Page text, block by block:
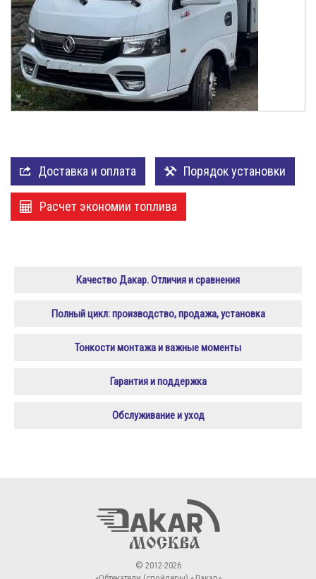
Доставка и оплата Порядок установки
Расчет экономии топлива
Качество Дакар. Отличия и сравнения
Полный цикл: производство, продажа, установка
Тонкости монтажа и важные моменты
Гарантия и поддержка
Обслуживание и уход
© 2012-2026